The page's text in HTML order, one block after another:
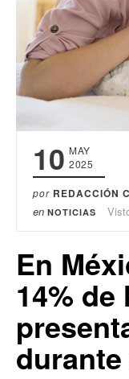
10 MAY
2025
por REDACCIÓN C
en NOTICIAS
En
14%